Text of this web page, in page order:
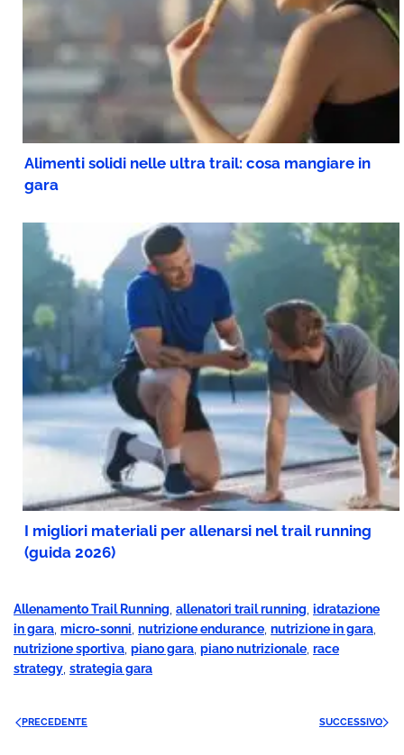
Alimenti solidi nelle ultra trail: cosa mangiare in
gara
I migliori materiali per allenarsi nel trail running
(guida 2026)
Allenamento Trail Running, allenatori trail running, idratazione
in gara, micro-sonni, nutrizione endurance, nutrizione in gara,
nutrizione sportiva, piano gara, piano nutrizionale, race
strategy, strategia gara
PRECEDENTE SUCCESSIVO